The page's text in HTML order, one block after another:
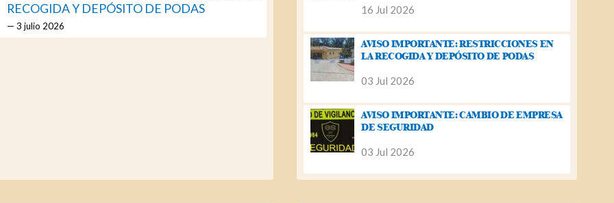
RECOGIDA Y DEPÓSITO DE PODAS
3 julio 2026
16 Jul 2026
AVISO IMPORTANTE: RESTRICCIONES EN
LA RECOGIDA Y DEPÓSITO DE PODAS
03 Jul 2026
AVISO IMPORTANTE: CAMBIO DE EMPRESA
DE SEGURIDAD
03 Jul 2026